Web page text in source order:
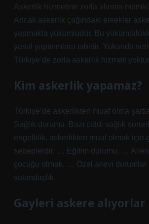
Askerlik hizmetine zorla alınma
Ancak askerlik çağındaki erkekler
yapmakla yükümlüdür. Bu
yasal yaptırımlara tabidir. Yukarıda
Türkiye’de zorla askerlik hizmeti
Kim askerlik yapamaz?
Türkiye’de askerlikten muaf olma
Sağlık durumu. Bazı ciddi sağlık
engellilik, askerlikten muaf olmak için
sebeplerdir. … Eğitim durumu. …
çocuğu olmak. … Özel ailevi
vatandaşlık.
Gayleri askere alıyorlar